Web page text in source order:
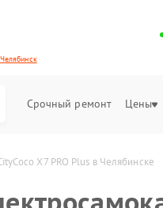
Челябинск
Срочный ремонт Цены
X7 PRO Plus в Челябинске